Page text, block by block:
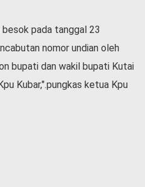
pada tanggal 23
nomor undian oleh
bupati dan wakil bupati Kutai
Kubar,".pungkas ketua Kpu